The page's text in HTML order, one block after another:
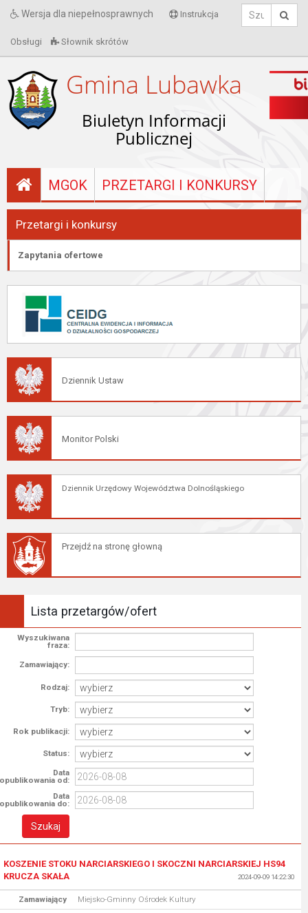
Wersja dla niepełnosprawnych Instrukcja
Obsługi Słownik skrótów
Gmina Lubawka
Biuletyn Informacji
Publicznej
MGOK PRZETARGI I KONKURSY
Przetargi i konkursy
Zapytania ofertowe
Dziennik Ustaw
Monitor Polski
Dziennik Urzędowy Województwa Dolnośląskiego
Przejdź na stronę głowną
Lista przetargów/ofert
Wyszukiwana
fraza:
Zamawiający:
Rodzaj:
Tryb:
Rok publikacji:
Status:
Data
opublikowania od:
Data
opublikowania do:
KOSZENIE STOKU NARCIARSKIEGO I SKOCZNI NARCIARSKIEJ HS94
KRUCZA SKAŁA
2024-09-09 14:22:30
Zamawiający
Miejsko-Gminny Ośrodek Kultury